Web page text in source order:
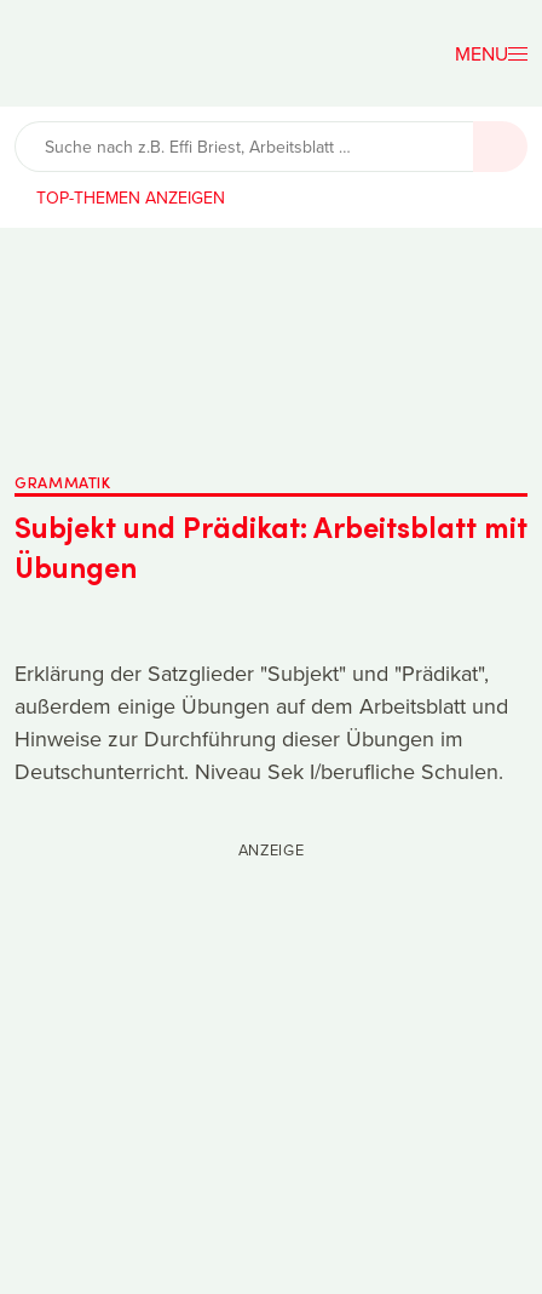
Lehrerfreund
TOP-THEMEN
GRAMMATIK
Subjekt und Prädikat: Arbeitsblatt mit
Übungen
Erklärung der Satzglieder "Subjekt" und "Prädikat",
außerdem einige Übungen auf dem Arbeitsblatt und
Hinweise zur Durchführung dieser Übungen im
Deutschunterricht. Niveau Sek I/berufliche Schulen.
ANZEIGE